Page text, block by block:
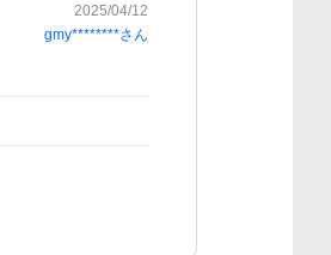
2025/04/12
gmy********さん